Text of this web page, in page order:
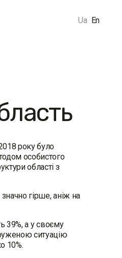
Ua En
року було
особистого
області з
гірше, аніж на
39%, а у своєму
ситуацію
10%.